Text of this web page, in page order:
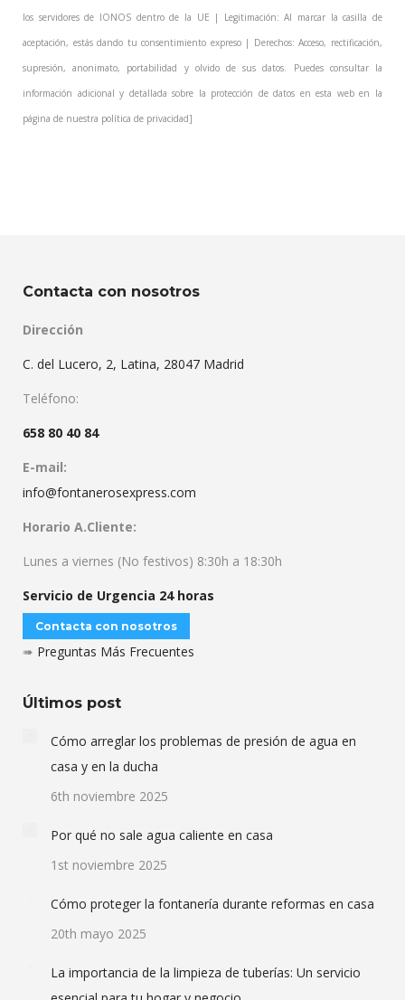
los servidores de IONOS dentro de la UE | Legitimación: Al marcar la casilla de
aceptación, estás dando tu consentimiento expreso | Derechos: Acceso, rectificación,
supresión, anonimato, portabilidad y olvido de sus datos. Puedes consultar la
información adicional y detallada sobre la protección de datos en esta web en la
página de nuestra política de privacidad]
Contacta con nosotros
Dirección
C. del Lucero, 2, Latina, 28047 Madrid
Teléfono:
658 80 40 84
E-mail:
info@fontanerosexpress.com
Horario A.Cliente:
Lunes a viernes (No festivos) 8:30h a 18:30h
Servicio de Urgencia 24 horas
Contacta con nosotros
➠ Preguntas Más Frecuentes
Últimos post
Cómo arreglar los problemas de presión de agua en
casa y en la ducha
6th noviembre 2025
Por qué no sale agua caliente en casa
1st noviembre 2025
Cómo proteger la fontanería durante reformas en casa
20th mayo 2025
La importancia de la limpieza de tuberías: Un servicio